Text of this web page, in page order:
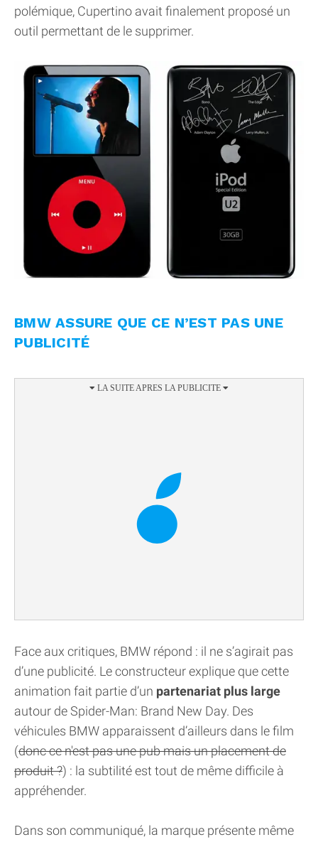
polémique, Cupertino avait finalement proposé un
outil permettant de le supprimer.
BMW ASSURE QUE CE N’EST PAS UNE
PUBLICITÉ
Face aux critiques, BMW répond : il ne s’agirait pas
d’une publicité. Le constructeur explique que cette
animation fait partie d’un partenariat plus large
autour de Spider-Man: Brand New Day. Des
véhicules BMW apparaissent d’ailleurs dans le film
(donc ce n'est pas une pub mais un placement de
produit ?) : la subtilité est tout de même difficile à
appréhender.
Dans son communiqué, la marque présente même